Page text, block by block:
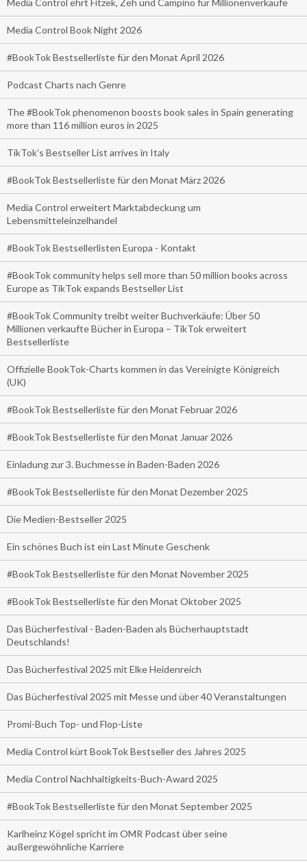
Media Control Book Night 2026
#BookTok Bestsellerliste für den Monat April 2026
Podcast Charts nach Genre
The #BookTok phenomenon boosts book sales in Spain generating
more than 116 million euros in 2025
TikTok’s Bestseller List arrives in Italy
#BookTok Bestsellerliste für den Monat März 2026
Media Control erweitert Marktabdeckung um
Lebensmitteleinzelhandel
#BookTok Bestsellerlisten Europa - Kontakt
#BookTok community helps sell more than 50 million books across
Europe as TikTok expands Bestseller List
#BookTok Community treibt weiter Buchverkäufe: Über 50
Millionen verkaufte Bücher in Europa – TikTok erweitert
Bestsellerliste
Offizielle BookTok-Charts kommen in das Vereinigte Königreich
(UK)
#BookTok Bestsellerliste für den Monat Februar 2026
#BookTok Bestsellerliste für den Monat Januar 2026
Einladung zur 3. Buchmesse in Baden-Baden 2026
#BookTok Bestsellerliste für den Monat Dezember 2025
Die Medien-Bestseller 2025
Ein schönes Buch ist ein Last Minute Geschenk
#BookTok Bestsellerliste für den Monat November 2025
#BookTok Bestsellerliste für den Monat Oktober 2025
Das Bücherfestival - Baden-Baden als Bücherhauptstadt
Deutschlands!
Das Bücherfestival 2025 mit Elke Heidenreich
Das Bücherfestival 2025 mit Messe und über 40 Veranstaltungen
Promi-Buch Top- und Flop-Liste
Media Control kürt BookTok Bestseller des Jahres 2025
Media Control Nachhaltigkeits-Buch-Award 2025
#BookTok Bestsellerliste für den Monat September 2025
Karlheinz Kögel spricht im OMR Podcast über seine
außergewöhnliche Karriere